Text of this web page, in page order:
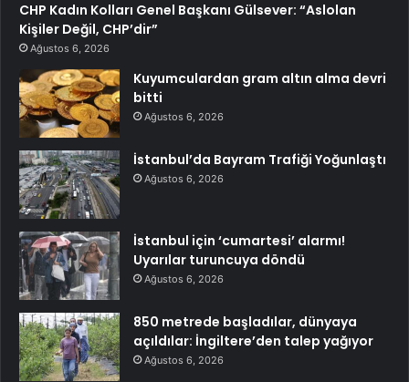
CHP Kadın Kolları Genel Başkanı Gülsever: “Aslolan
Kişiler Değil, CHP’dir”
Ağustos 6, 2026
Kuyumculardan gram altın alma devri
bitti
Ağustos 6, 2026
İstanbul’da Bayram Trafiği Yoğunlaştı
Ağustos 6, 2026
İstanbul için ‘cumartesi’ alarmı!
Uyarılar turuncuya döndü
Ağustos 6, 2026
850 metrede başladılar, dünyaya
açıldılar: İngiltere’den talep yağıyor
Ağustos 6, 2026